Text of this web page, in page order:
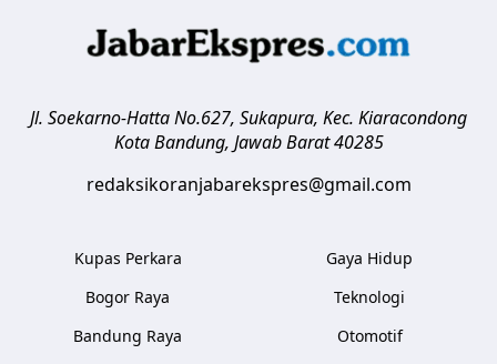
Jl. Soekarno-Hatta No.627, Sukapura, Kec. Kiaracondong
Kota Bandung, Jawab Barat 40285
redaksikoranjabarekspres@gmail.com
Kupas Perkara
Bogor Raya
Bandung Raya
Gaya Hidup
Teknologi
Otomotif